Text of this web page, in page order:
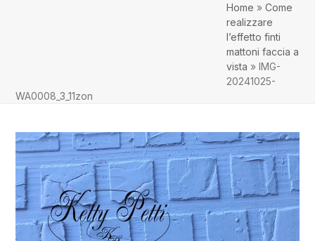
Home »Come
realizzare
l’effetto finti
mattoni faccia a
vista »IMG-
20241025-
WA0008_3_11zon